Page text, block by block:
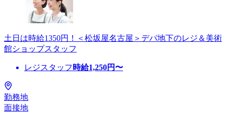
土日は時給1350円！＜松坂屋名古屋＞デパ地下のレジ＆美術
館ショップスタッフ
レジスタッフ 時給1,250円〜
勤務地
面接地